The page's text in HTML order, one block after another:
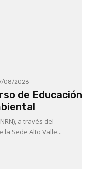
08/2026
de Educación
a través del
la Sede Alto Valle...